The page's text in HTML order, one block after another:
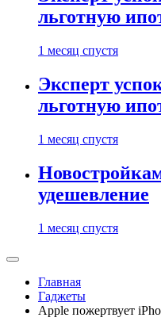
льготную
1 месяц спустя
Эксперт
льготную
1 месяц спустя
удешевление
1 месяц спустя
Главная
Гаджеты
Apple пожертвует